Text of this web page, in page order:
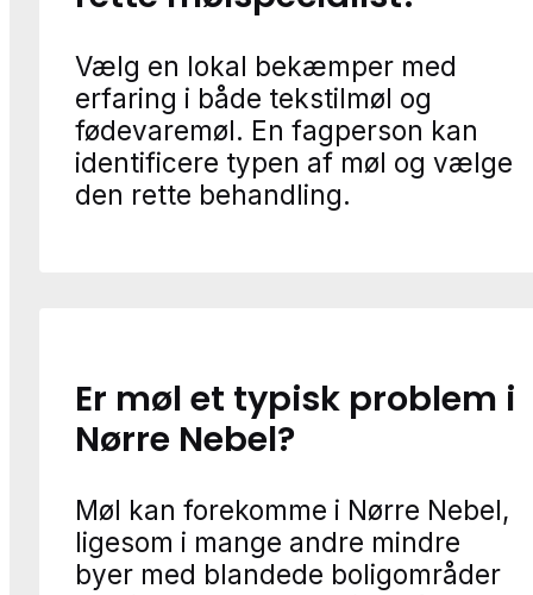
Vælg en lokal bekæmper med
erfaring i både tekstilmøl og
fødevaremøl. En fagperson kan
identificere typen af møl og vælge
den rette behandling.
Er møl et typisk problem i
Nørre Nebel?
Møl kan forekomme i Nørre Nebel,
ligesom i mange andre mindre
byer med blandede boligområder